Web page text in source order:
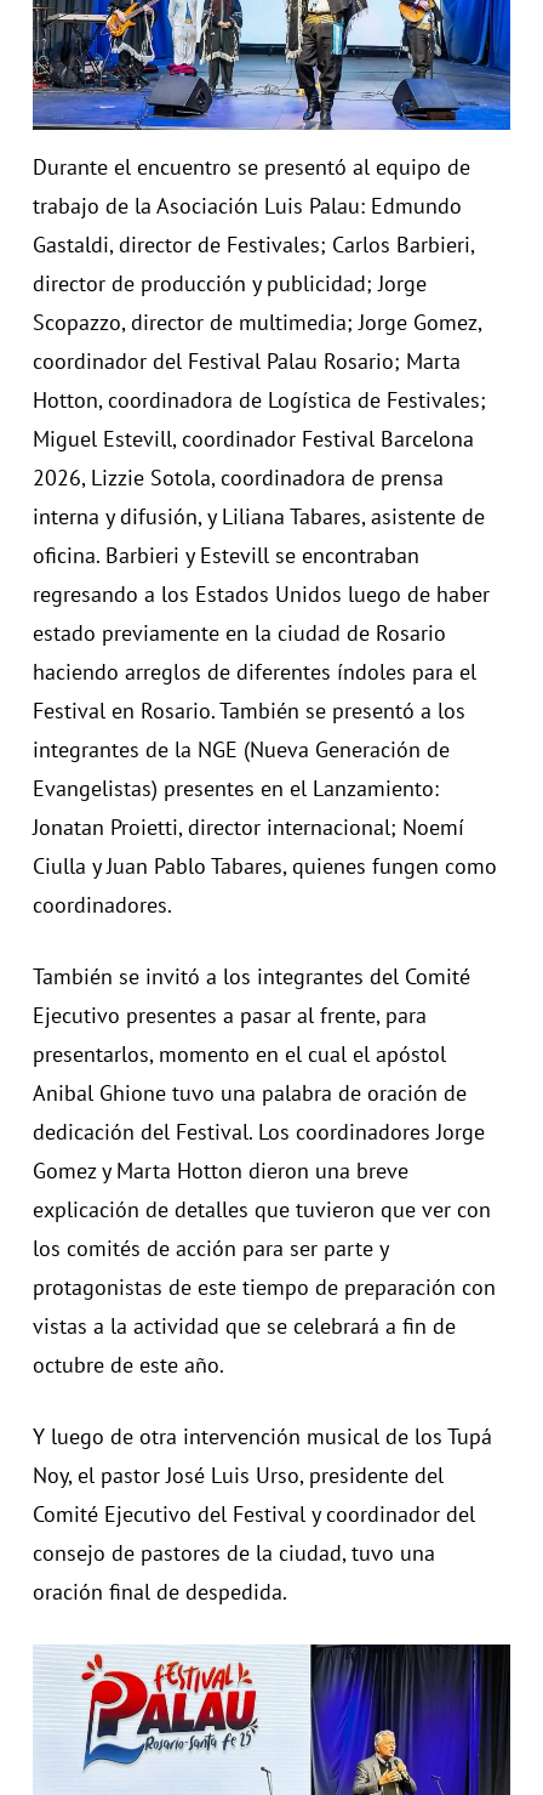
Durante el encuentro se presentó al equipo de
trabajo de la Asociación Luis Palau: Edmundo
Gastaldi, director de Festivales; Carlos Barbieri,
director de producción y publicidad; Jorge
Scopazzo, director de multimedia; Jorge Gomez,
coordinador del Festival Palau Rosario; Marta
Hotton, coordinadora de Logística de Festivales;
Miguel Estevill, coordinador Festival Barcelona
2026, Lizzie Sotola, coordinadora de prensa
interna y difusión, y Liliana Tabares, asistente de
oficina. Barbieri y Estevill se encontraban
regresando a los Estados Unidos luego de haber
estado previamente en la ciudad de Rosario
haciendo arreglos de diferentes índoles para el
Festival en Rosario. También se presentó a los
integrantes de la NGE (Nueva Generación de
Evangelistas) presentes en el Lanzamiento:
Jonatan Proietti, director internacional; Noemí
Ciulla y Juan Pablo Tabares, quienes fungen como
coordinadores.
También se invitó a los integrantes del Comité
Ejecutivo presentes a pasar al frente, para
presentarlos, momento en el cual el apóstol
Anibal Ghione tuvo una palabra de oración de
dedicación del Festival. Los coordinadores Jorge
Gomez y Marta Hotton dieron una breve
explicación de detalles que tuvieron que ver con
los comités de acción para ser parte y
protagonistas de este tiempo de preparación con
vistas a la actividad que se celebrará a fin de
octubre de este año.
Y luego de otra intervención musical de los Tupá
Noy, el pastor José Luis Urso, presidente del
Comité Ejecutivo del Festival y coordinador del
consejo de pastores de la ciudad, tuvo una
oración final de despedida.